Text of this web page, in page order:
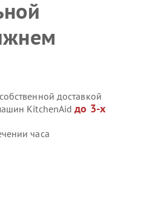
доставкой
KitchenAidдо 3-х
часа